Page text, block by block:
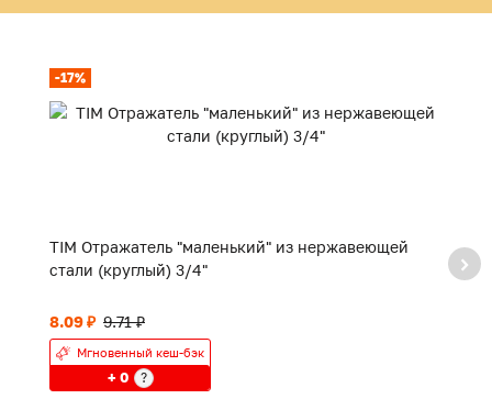
-17%
TIM Отражатель "маленький" из нержавеющей
стали (круглый) 3/4"
8.09 ₽ 9.71 ₽
Мгновенный кеш-бэк
+ 0 ?